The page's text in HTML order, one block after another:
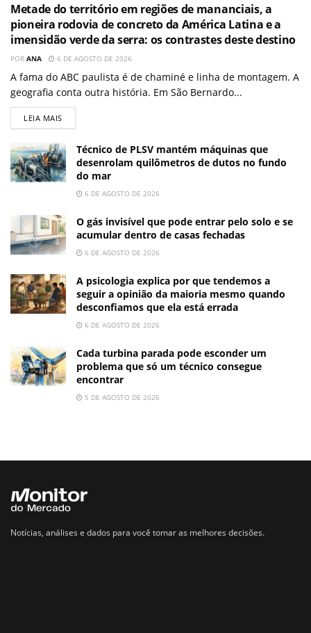
Metade do território em regiões de mananciais, a
pioneira rodovia de concreto da América Latina e a
imensidão verde da serra: os contrastes deste destino
POR ANA 6 DE AGOSTO DE 2026
A fama do ABC paulista é de chaminé e linha de montagem. A
geografia conta outra história. Em São Bernardo...
LEIA MAIS
Técnico de PLSV mantém máquinas que
desenrolam quilômetros de dutos no fundo
do mar
6 DE AGOSTO DE 2026
O gás invisível que pode entrar pelo solo e se
acumular dentro de casas fechadas
6 DE AGOSTO DE 2026
A psicologia explica por que tendemos a
seguir a opinião da maioria mesmo quando
desconfiamos que ela está errada
6 DE AGOSTO DE 2026
Cada turbina parada pode esconder um
problema que só um técnico consegue
encontrar
5 DE AGOSTO DE 2026
Notícias, análises e dados para você tomar as melhores decisões.